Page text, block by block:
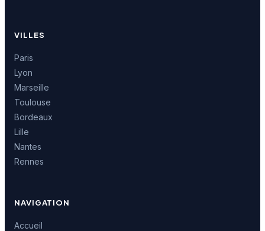
VILLES
Paris
Lyon
Marseille
Toulouse
Bordeaux
Lille
Nantes
Rennes
NAVIGATION
Accueil